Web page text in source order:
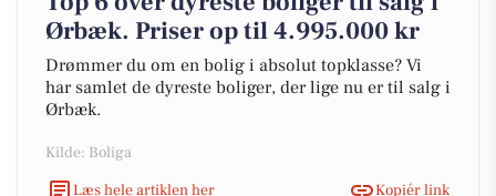
Ørbæk. Priser op til 4.995.000 kr
Drømmer du om en bolig i absolut topklasse? Vi
har samlet de dyreste boliger, der lige nu er til salg i
Ørbæk.
Kilde: Boliga
Læs hele artiklen her
Kopiér link